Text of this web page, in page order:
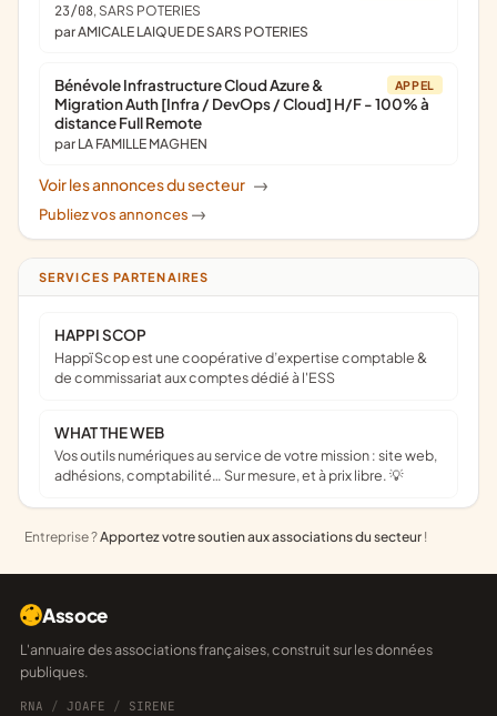
23/08, SARS POTERIES
par AMICALE LAIQUE DE SARS POTERIES
APPEL
Bénévole Infrastructure Cloud Azure &
Migration Auth [Infra / DevOps / Cloud] H/F - 100% à
distance Full Remote
par LA FAMILLE MAGHEN
Voir les annonces du secteur ->
Publiez vos annonces ->
SERVICES PARTENAIRES
HAPPI SCOP
Happï Scop est une coopérative d’expertise comptable &
de commissariat aux comptes dédié à l'ESS
WHAT THE WEB
Vos outils numériques au service de votre mission : site web,
adhésions, comptabilité… Sur mesure, et à prix libre. 💡
Entreprise ?Apportez votre soutien aux associations du secteur !
Assoce
L'annuaire des associations françaises, construit sur les données
publiques.
RNA / JOAFE / SIRENE